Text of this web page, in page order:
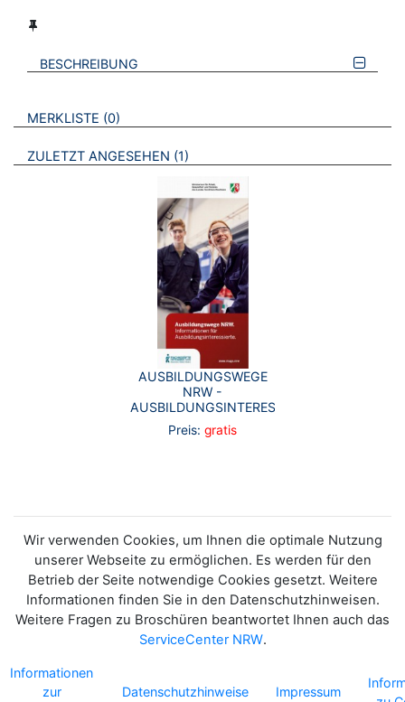
BESCHREIBUNG
VERWEISE AUF VERMERKTE- ODER ZULETZT ANGESEHENE
MERKLISTE 0 BROSCHÜREN
ZULETZT ANGESEHEN 1 BROSCHÜREN
AUSBILDUNGSWEGE
NRW -
AUSBILDUNGSINTERESSIERTE
Preis: gratis
Wir verwenden Cookies, um Ihnen die optimale Nutzung
unserer Webseite zu ermöglichen. Es werden für den
Betrieb der Seite notwendige Cookies gesetzt. Weitere
Informationen finden Sie in den Datenschutzhinweisen.
Weitere Fragen zu Broschüren beantwortet Ihnen auch das
ServiceCenter NRW.
Informationen
zur
Datenschutzhinweise Impressum